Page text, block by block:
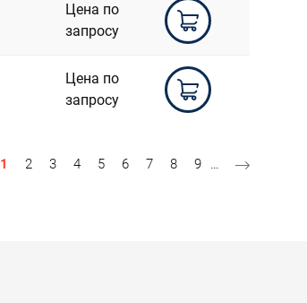
Цена по
запросу
Цена по
запросу
Текущая страница
1 Страница
2 Страница
3 Страница
4 Страница
5 Страница
6 Страница
7 Страница
8 Страница
9 …